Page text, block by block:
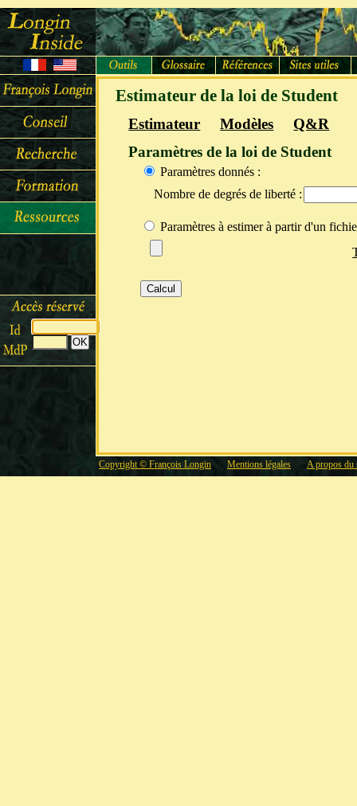
Estimateur de la loi de Student
Estimateur Modèles
Q&R
Paramètres de la loi de Student
Paramètres donnés :
Nombre de degrés de liberté :
Paramètres à estimer à partir d'un
Copyright © François Longin Mentions légales A propos du